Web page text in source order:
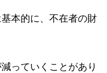
本的に、不在者の財
っていくことがあり